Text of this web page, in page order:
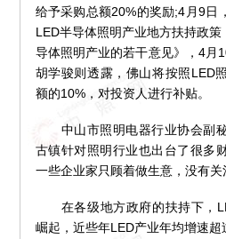
给予采购总额20%的奖励;4月9日
LED半导体照明产业地方扶持政
导体照明产业的若干意见》，4月
胡学骏则透露，佛山将按照LED
额的10%，对投资人进行补贴。
中山市照明电器行业协会副秘
古镇针对照明行业也出台了很多
一些企业家只顾着做生意，没有关
在各级地方政府的扶持下，
崛起，近些年LED产业年均增速